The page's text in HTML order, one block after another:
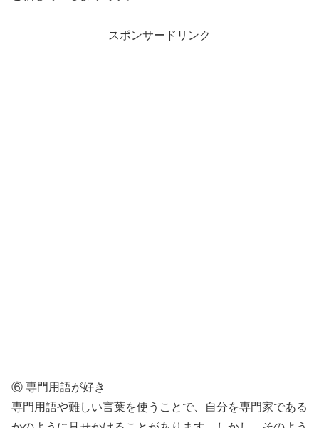
スポンサードリンク
⑥ 専門用語が好き
専門用語や難しい言葉を使うことで、自分を専門家である